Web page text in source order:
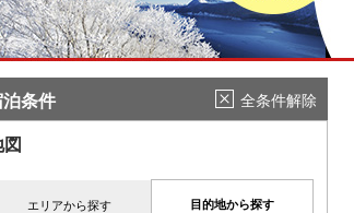
泊条件 全条件解除
エリアから探す 目的地から探す